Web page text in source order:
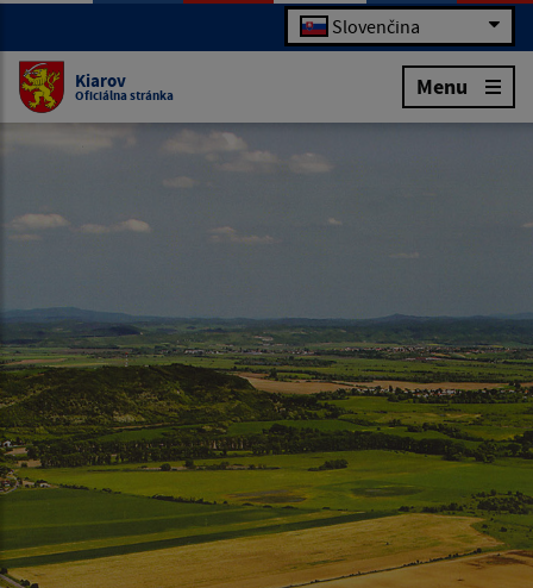
Slovenčina
Kiarov
Oficiálna stránka Menu